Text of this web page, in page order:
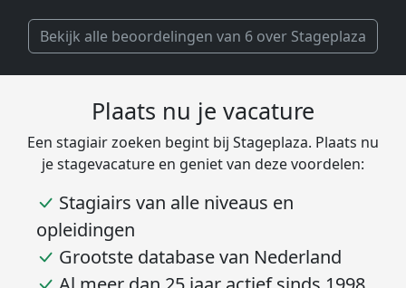
Bekijk alle beoordelingen van 6 over Stageplaza
Plaats nu je vacature
Een stagiair zoeken begint bij Stageplaza. Plaats nu
je stagevacature en geniet van deze voordelen:
Stagiairs van alle niveaus en
opleidingen
Grootste database van Nederland